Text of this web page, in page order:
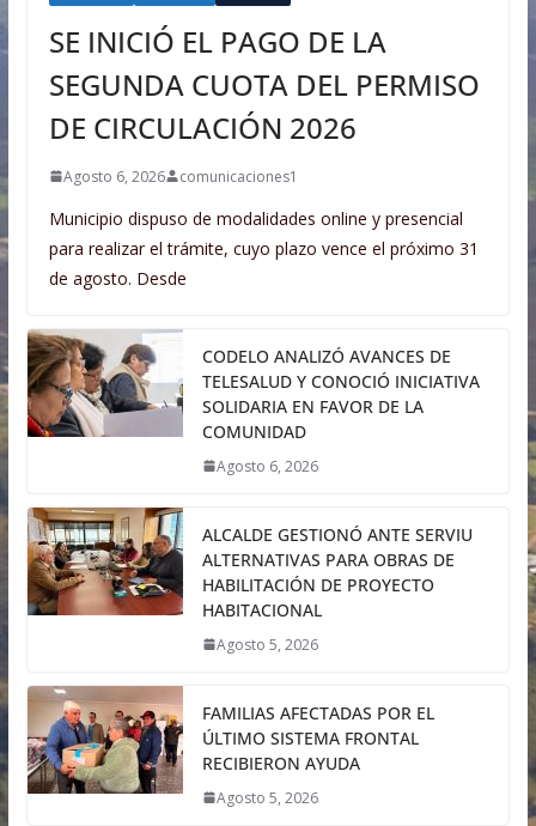
SE INICIÓ EL PAGO DE LA
SEGUNDA CUOTA DEL PERMISO
DE CIRCULACIÓN 2026
Agosto 6, 2026 comunicaciones1
Municipio dispuso de modalidades online y presencial
para realizar el trámite, cuyo plazo vence el próximo 31
de agosto. Desde
CODELO ANALIZÓ AVANCES DE
TELESALUD Y CONOCIÓ INICIATIVA
SOLIDARIA EN FAVOR DE LA
COMUNIDAD
Agosto 6, 2026
ALCALDE GESTIONÓ ANTE SERVIU
ALTERNATIVAS PARA OBRAS DE
HABILITACIÓN DE PROYECTO
HABITACIONAL
Agosto 5, 2026
FAMILIAS AFECTADAS POR EL
ÚLTIMO SISTEMA FRONTAL
RECIBIERON AYUDA
Agosto 5, 2026